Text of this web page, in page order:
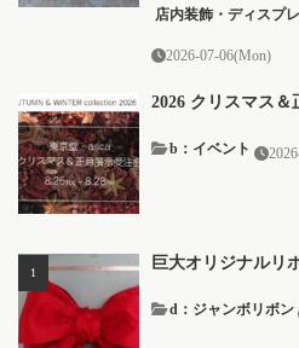
店内装飾・ディスプ
2026-07-06(Mon)
2026 クリスマス＆
b：イベント
巨大オリジナルリ
d：ジャンボリボン